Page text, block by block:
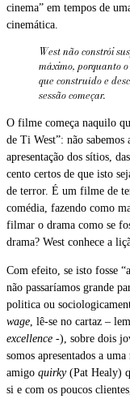
cinema” em tempos de
cinemática.
West não constrói
máximo, porquanto o
que construído e
sessão começar.
O filme começa naquilo
de Ti West”: não
apresentação dos sítios,
cento certos de que isto
de terror. É um filme de
comédia, fazendo como
filmar o drama como se
drama? West conhece a
Com efeito, se isto fosse
não passaríamos grande
politica ou
wage , lê-se no cartaz –
excellence -), sobre dois
somos apresentados a
amigo quirky(Pat Healy)
si e com os poucos